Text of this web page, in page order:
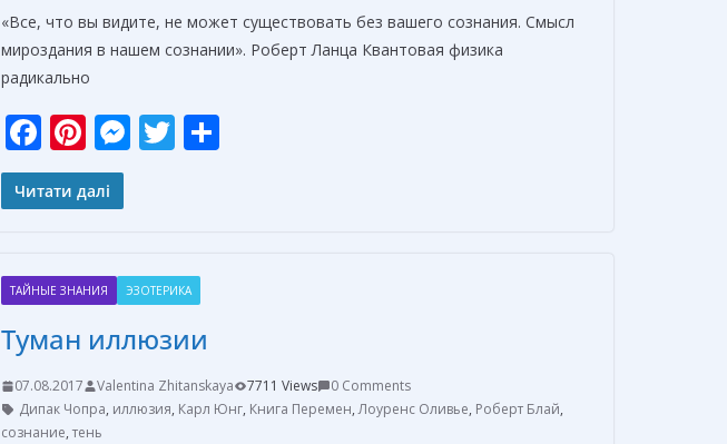
«Все, что вы видите, не может существовать без вашего сознания. Смысл
мироздания в нашем сознании». Роберт Ланца Квантовая физика
радикально
F
ac
e
o
o
k
Pi
nt
er
st
M
n
g
er
T
т
ь
Читати далі
ТАЙНЫЕ ЗНАНИЯ ЭЗОТЕРИКА
Туман иллюзии
07.08.2017 Valentina Zhitanskaya 7711 Views
0 Comments
Дипак Чопра, иллюзия, Карл Юнг, Книга Перемен,Лоуренс Оливье, Роберт Блай,
сознание, тень